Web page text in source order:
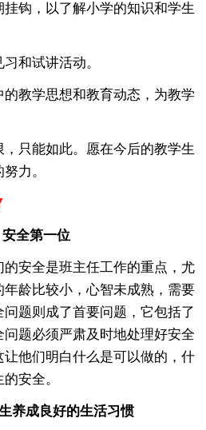
钩，以了解小学的知识和学生
和试讲活动。
教学思想和教育动态，为教学
只能如此。愿在今后的教学生
力。
全第一位
安全是班主任工作的重点，尤
龄比较小，心智未成熟，需要
题则成了首要问题，它包括了
题必须严肃及时地处理好安全
他们明白什么是可以做的，什
安全。
养成良好的生活习惯